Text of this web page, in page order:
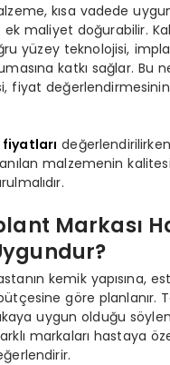
kısa vadede
maliyet doğurabilir.
yüzey teknolojisi,
katkı sağlar. Bu
fiyat değerlendirmesinin
malzemenin
Markası
kemik yapısına,
göre planlanır.
uygun olduğu
markaları hastaya